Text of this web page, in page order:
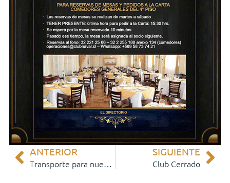
ANTERIOR
Transporte para nuestros Socios
SIGUIENTE
Club Cerrado